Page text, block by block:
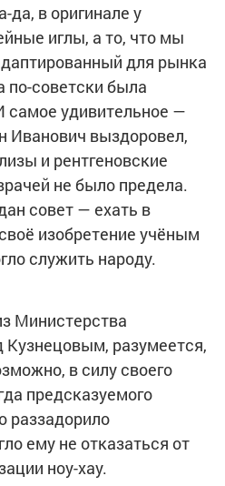
в оригинале у
иглы, а то, что мы
для рынка
по-советски была
самое удивительное —
Иванович выздоровел,
и рентгеновские
не было предела.
совет — ехать в
изобретение учёным
служить народу.
Министерства
Кузнецовым, разумеется,
в силу своего
предсказуемого
раззадорило
ему не отказаться от
ноу-хау.